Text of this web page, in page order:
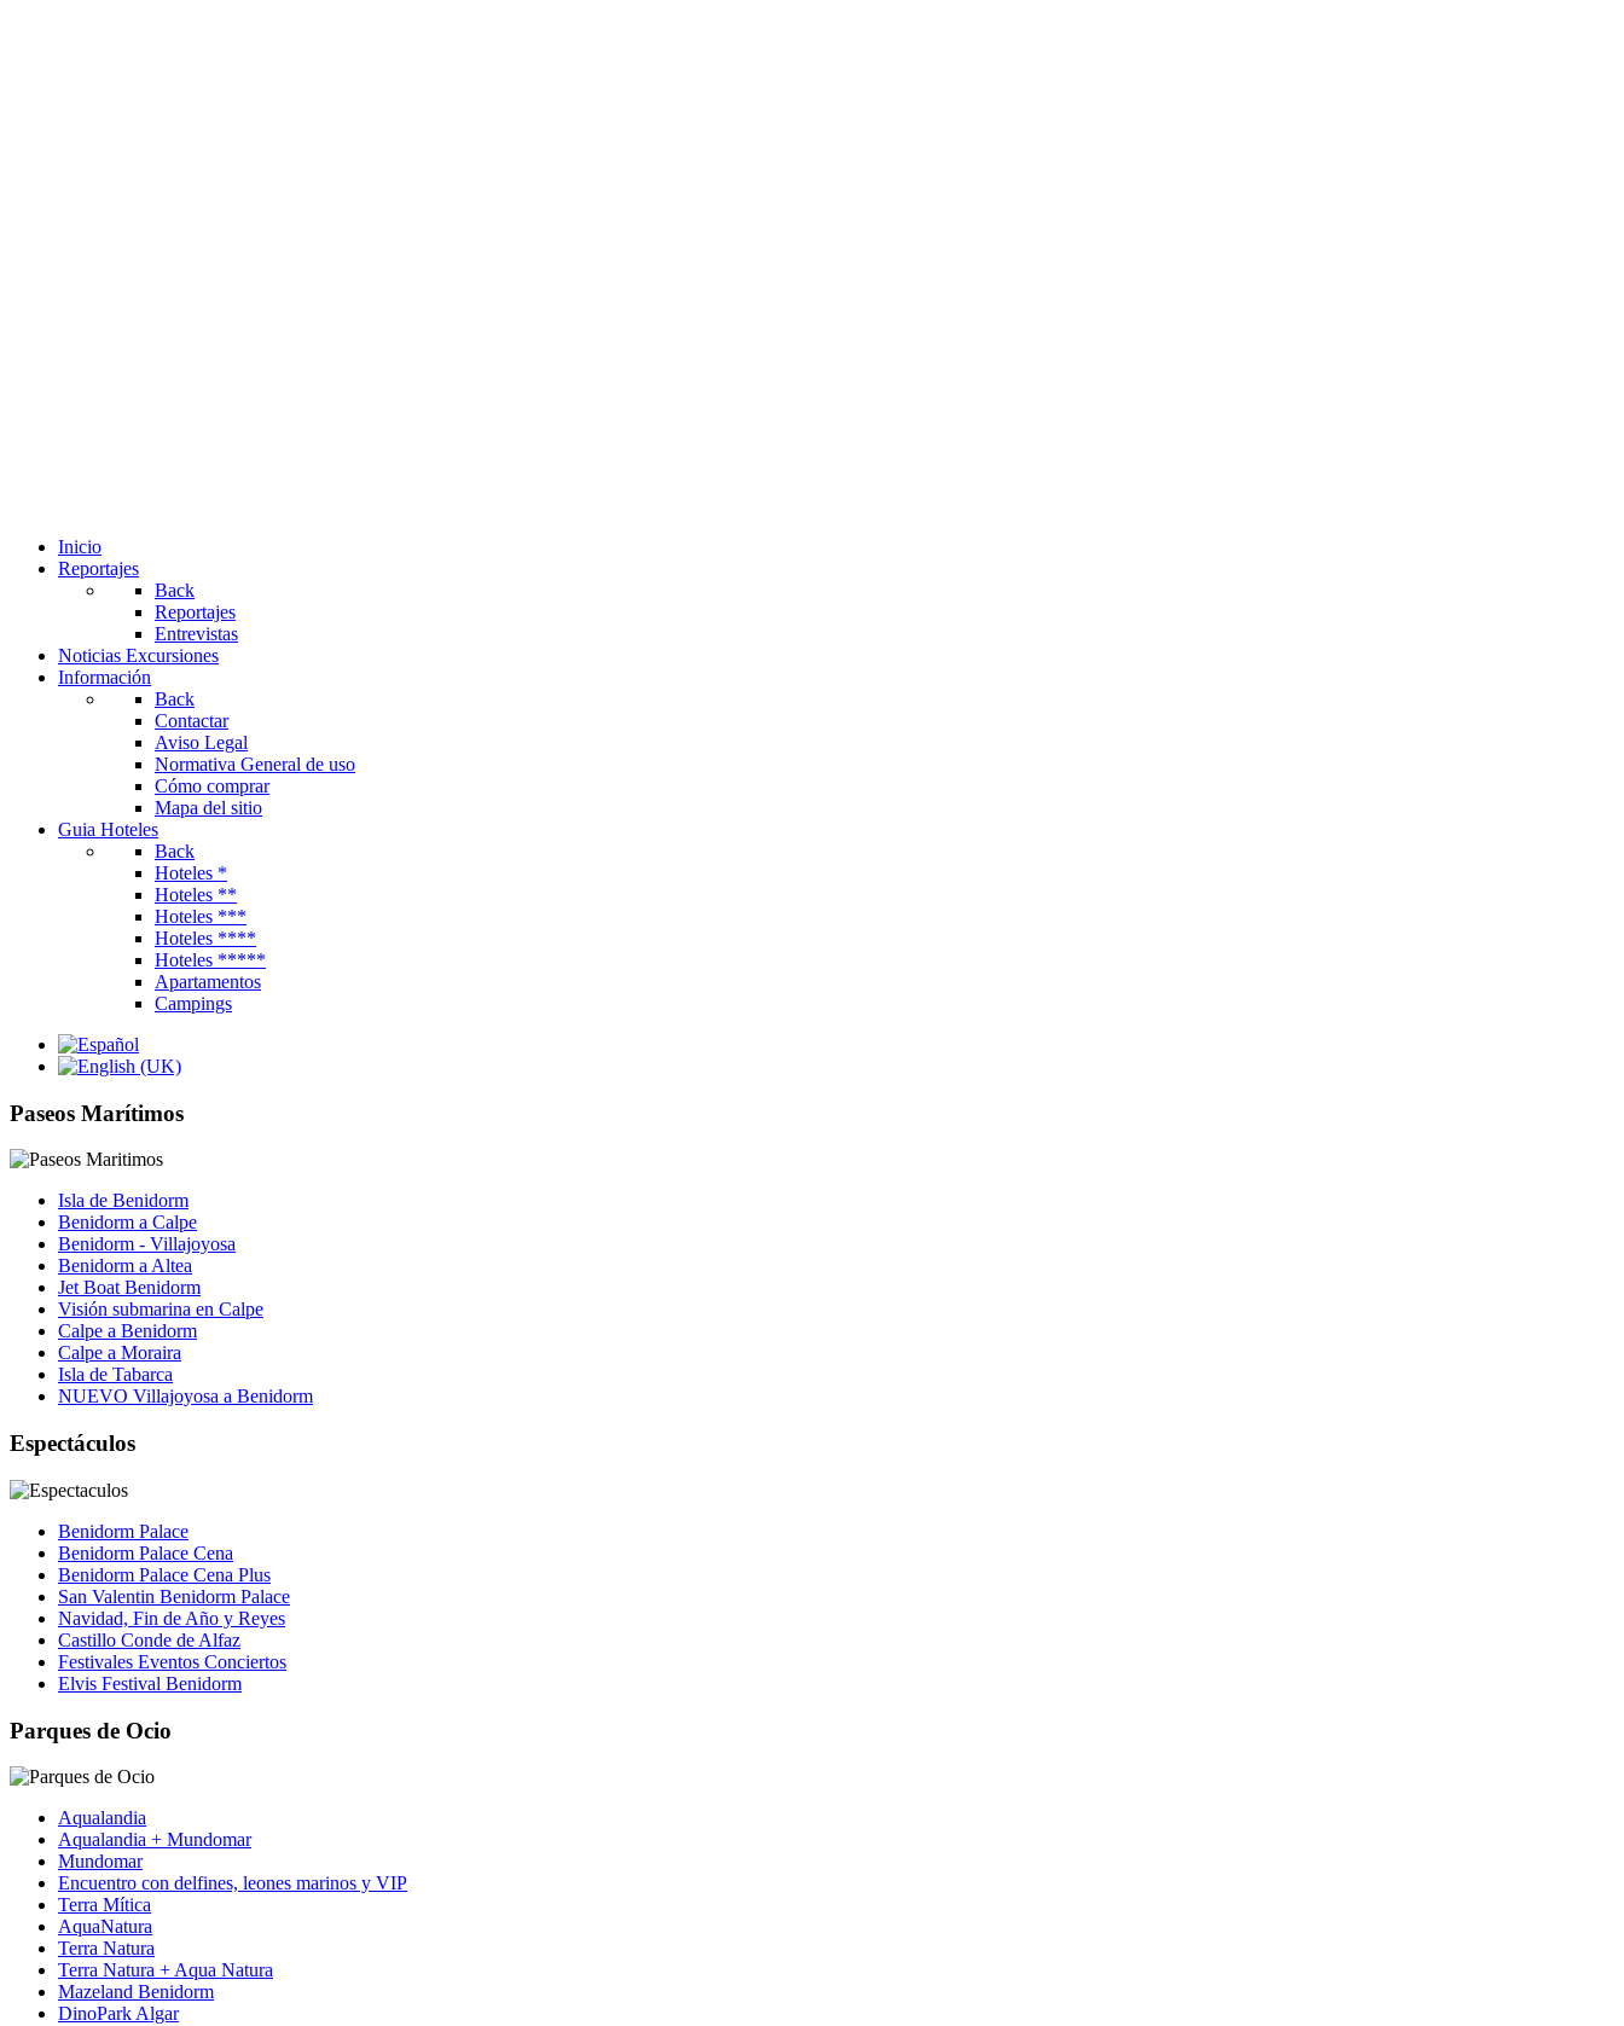
Inicio
Reportajes
Back
Reportajes
Entrevistas
Noticias Excursiones
Información
Back
Contactar
Aviso Legal
Normativa General de uso
Cómo comprar
Mapa del sitio
Guia Hoteles
Back
Hoteles *
Hoteles **
Hoteles ***
Hoteles ****
Hoteles *****
Apartamentos
Campings
Paseos Marítimos
Isla de Benidorm
Benidorm a Calpe
Benidorm - Villajoyosa
Benidorm a Altea
Jet Boat Benidorm
Visión submarina en Calpe
Calpe a Benidorm
Calpe a Moraira
Isla de Tabarca
NUEVO Villajoyosa a Benidorm
Espectáculos
Benidorm Palace
Benidorm Palace Cena
Benidorm Palace Cena Plus
San Valentin Benidorm Palace
Navidad, Fin de Año y Reyes
Castillo Conde de Alfaz
Festivales Eventos Conciertos
Elvis Festival Benidorm
Parques de Ocio
Aqualandia
Aqualandia + Mundomar
Mundomar
Encuentro con delfines, leones marinos y VIP
Terra Mítica
AquaNatura
Terra Natura
Terra Natura + Aqua Natura
Mazeland Benidorm
DinoPark Algar